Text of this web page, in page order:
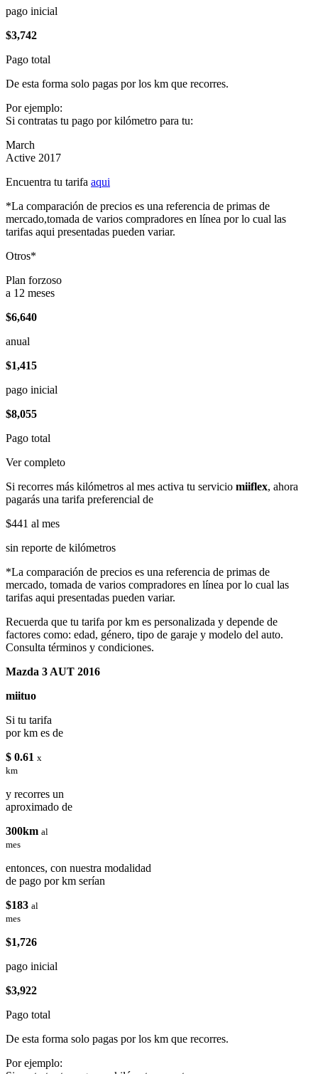
pago inicial
$3,742
Pago total
De esta forma solo pagas por los km que recorres.
Por ejemplo:
Si contratas tu pago por kilómetro para tu:
March
Active 2017
Encuentra tu tarifa aqui
*La comparación de precios es una referencia de primas de
mercado,tomada de varios compradores en línea por lo cual las
tarifas aqui presentadas pueden variar.
Otros*
Plan forzoso
a 12 meses
$6,640
anual
$1,415
pago inicial
$8,055
Pago total
Ver completo
Si recorres más kilómetros al mes activa tu servicio miiflex, ahora
pagarás una tarifa preferencial de
$441 al mes
sin reporte de kilómetros
*La comparación de precios es una referencia de primas de
mercado, tomada de varios compradores en línea por lo cual las
tarifas aqui presentadas pueden variar.
Recuerda que tu tarifa por km es personalizada y depende de
factores como: edad, género, tipo de garaje y modelo del auto.
Consulta términos y condiciones.
Mazda 3 AUT 2016
miituo
Si tu tarifa
por km es de
$ 0.61 x
km
y recorres un
aproximado de
300km al
mes
entonces, con nuestra modalidad
de pago por km serían
$183 al
mes
$1,726
pago inicial
$3,922
Pago total
De esta forma solo pagas por los km que recorres.
Por ejemplo: